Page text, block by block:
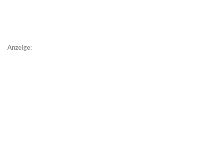
Anzeige: